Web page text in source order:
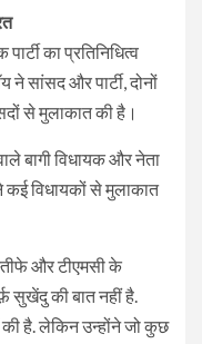
का प्रतिनिधित्व
सांसद और पार्टी, दोनों
से मुलाकात की है।
बागी विधायक और नेता
कई विधायकों से मुलाकात
और टीएमसी के
सुखेंदु की बात नहीं है.
है. लेकिन उन्होंने जो कुछ